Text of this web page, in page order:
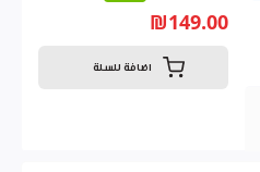
₪149.00
اضافة للسلة